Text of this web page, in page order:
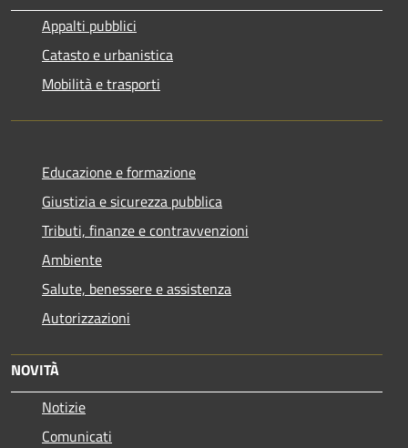
Appalti pubblici
Catasto e urbanistica
Mobilità e trasporti
Educazione e formazione
Giustizia e sicurezza pubblica
Tributi, finanze e contravvenzioni
Ambiente
Salute, benessere e assistenza
Autorizzazioni
NOVITÀ
Notizie
Comunicati